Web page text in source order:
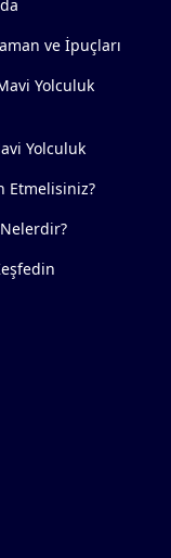
ve İpuçları
Yolculuk
Yolculuk
Etmelisiniz?